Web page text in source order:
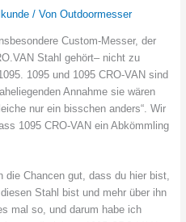
/ Von Outdoormesser
Custom-Messer, der
Stahl gehört– nicht zu
1095 und 1095 CRO-VAN sind
Annahme sie wären
nur ein bisschen anders“. Wir
1095 CRO-VAN ein Abkömmling
die Chancen gut, dass du hier bist,
Stahl bist und mehr über ihn
mal so, und darum habe ich